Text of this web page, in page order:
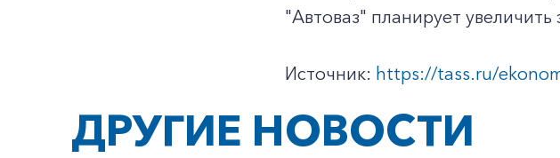
"Автоваз" планирует
Источник: https://tass.ru/
ДРУГИЕ НОВОСТИ